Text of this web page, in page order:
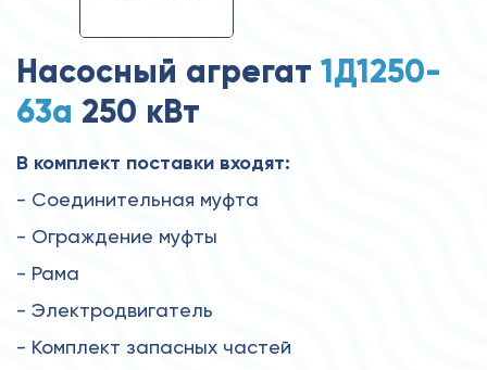
Насосный агрегат 1Д1250-
63а 250 кВт
В комплект поставки входят:
- Соединительная муфта
- Ограждение муфты
- Рама
- Электродвигатель
- Комплект запасных частей